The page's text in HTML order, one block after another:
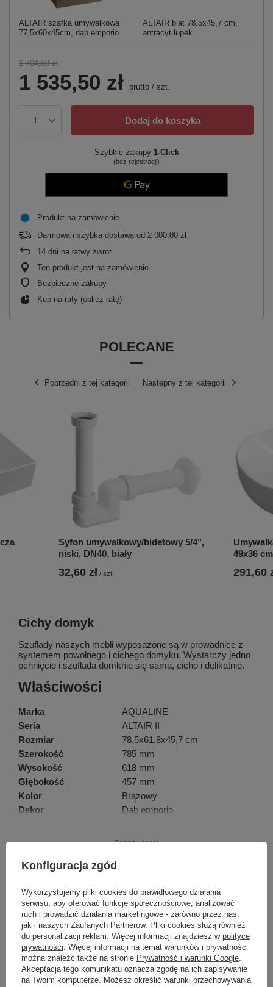
ALTAIR szafka umywalkowa
77,5x60x45cm, dąb emporio
ALTAIR blat 78,5x45,7 cm,
antracyt łupek
1 704,80 zł
1 535,50 zł brutto / szt.
Dodaj do koszyka
Szybkie zakupy 1-Click
(bez rejestracji)
Produkt na zamówienie
Darmowa i szybka dostawa od 2 000,00 zł
14 dni na łatwy zwrot
Ten produkt jest na zamówienie
Bezpieczne zakupy
Kup na raty (oblicz ratę)
POLECANE
Poprzedni z tej kategorii
Syfon umywalkowy/bidetowy 5/4",
niski, DN40, biały
32,60 zł / szt.
49x36
291,60
Następny z tej kategorii
Cichy domyk
Szuflady naszych mebli wyposażone są w prowadnice z
systemem powolnego i cichego domyku. Wystarczy jedno
pchnięcie i szuflada domknie się sama, cicho i delikatnie.
Właściwości
Marka
AQUALINE
Seria
ALTAIR II
Rozmiar
78,5x61,8x45,7 cm
Szerokość
785 mm
Wysokość
618 mm
Głębokość
457 mm
Kolor
Brązowy
Dekor
Dąb emporio
Zawieszane na ścianie
Typ umywalki
Opakowanie nie zawieraUmywalka
Waga / szt.
38.7500 kg
Opakowanie
2 szt.
EAN
8590913974632
Gwarancja
2 lata
Pokaż więcej
Marka Aqualine
Symbol AI380-02
Seria ALTAIR II
Produkt na zamówienie czas
oczekiwania na dostawę z
produkcji (dni):
0
10
Gwarancja w miesiącach 24
Konfiguracja zgód
Wykorzystujemy pliki cookies do prawidłowego działania
serwisu, aby oferować funkcje społecznościowe, analizować
ruch i prowadzić działania marketingowe - zarówno przez nas,
jak i naszych Zaufanych Partnerów. Pliki cookies służą również
do personalizacji reklam. Więcej informacji znajdziesz w polityce
prywatności . Więcej informacji na temat warunków i prywatności
można znaleźć także na stronie Prywatność i warunki Google
Akceptacja tego komunikatu oznacza zgodę na ich zapisywanie
na Twoim komputerze. Możesz określić warunki przechowywania